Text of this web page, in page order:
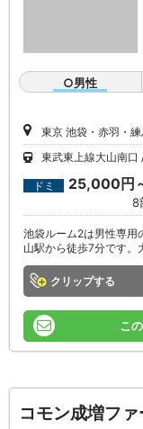
○男性
東京 池袋・赤羽・練
東武東上線大山南口
ドミ 25,000円
8
池袋ルーム2は男性専用
山駅から徒歩7分です。
クリップ
こ
コモン成増ファ